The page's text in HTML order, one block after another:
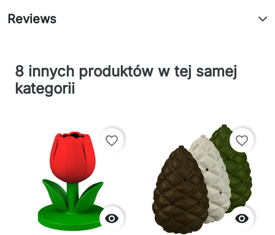
Reviews
8 innych produktów w tej samej
kategorii

favorite_border

favorite_border